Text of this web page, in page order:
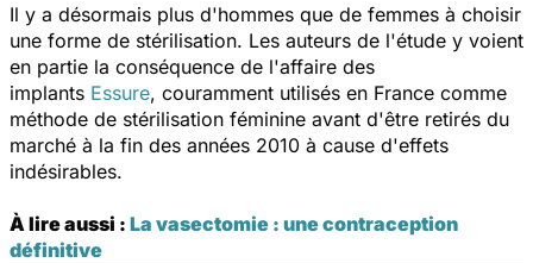
Il y a désormais plus d'hommes que de femmes à choisir
une forme de stérilisation. Les auteurs de l'étude y voient
en partie la conséquence de l'affaire des
implants Essure, couramment utilisés en France comme
méthode de stérilisation féminine avant d'être retirés du
marché à la fin des années 2010 à cause d'effets
indésirables.
À lire aussi : La vasectomie : une contraception
définitive